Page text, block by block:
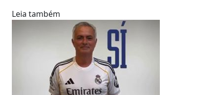
Leia também